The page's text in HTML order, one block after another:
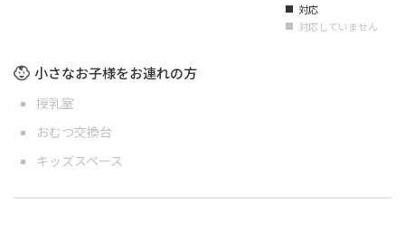
■ 対応
■ 対応していません
小さなお子様をお連れの方
授乳室
おむつ交換台
キッズスペース